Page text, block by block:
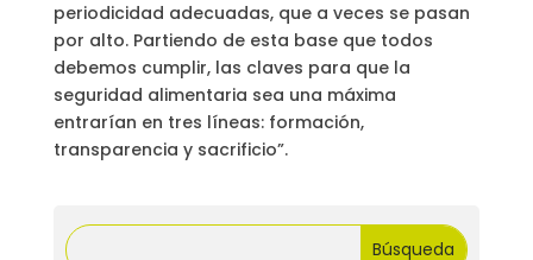
periodicidad adecuadas, que a veces se pasan
por alto. Partiendo de esta base que todos
debemos cumplir, las claves para que la
seguridad alimentaria sea una máxima
entrarían en tres líneas: formación,
transparencia y sacrificio”.